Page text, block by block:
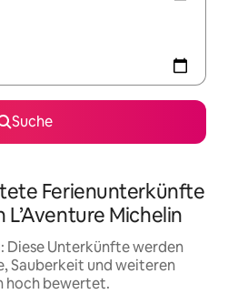
Suche
Ferienunterkünfte
L’Aventure Michelin
Diese Unterkünfte werden
Sauberkeit und weiteren
hoch bewertet.